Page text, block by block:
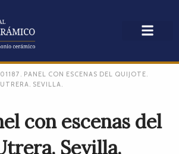
01187. PANEL CON ESCENAS DEL QUIJOTE.
UTRERA. SEVILLA.
con escenas del
Sevilla.